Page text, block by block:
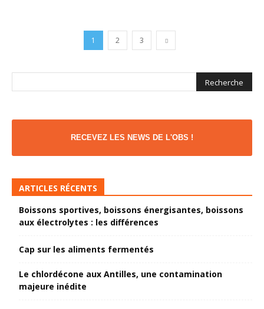
1 2 3
RECEVEZ LES NEWS DE L'OBS !
ARTICLES RÉCENTS
Boissons sportives, boissons énergisantes, boissons
aux électrolytes : les différences
Cap sur les aliments fermentés
Le chlordécone aux Antilles, une contamination
majeure inédite